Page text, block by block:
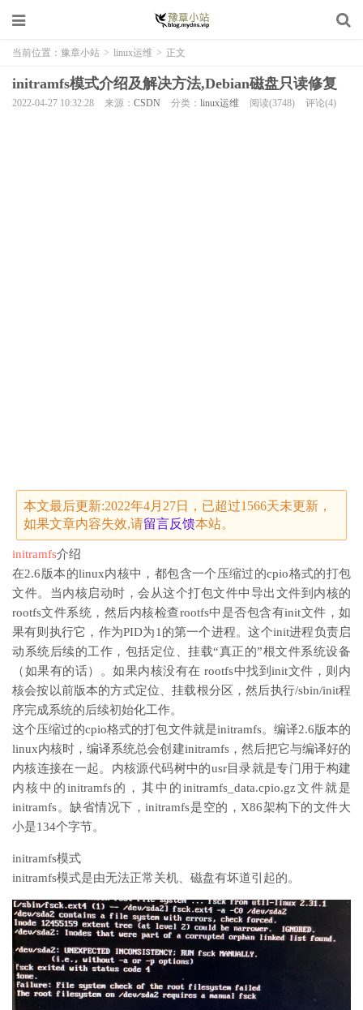
当前位置： 豫章小站 > linux运维 > 正文
initramfs模式介绍及解决方法,Debian磁盘只读修复
2022-04-27 10:32:28 来源： CSDN 分类： linux运维 阅读(3748) 评论(4)
本文最后更新:2022年4月27日，已超过1566天未更新，
如果文章内容失效,请留言反馈本站。
initramfs介绍
在2.6版本的linux内核中，都包含一个压缩过的cpio格式的打包
文件。当内核启动时，会从这个打包文件中导出文件到内核的
rootfs文件系统，然后内核检查rootfs中是否包含有init文件，如
果有则执行它，作为PID为1的第一个进程。这个init进程负责启
动系统后续的工作，包括定位、挂载“真正的”根文件系统设备
（如果有的话）。如果内核没有在 rootfs中找到init文件，则内
核会按以前版本的方式定位、挂载根分区，然后执行/sbin/init程
序完成系统的后续初始化工作。
这个压缩过的cpio格式的打包文件就是initramfs。编译2.6版本的
linux内核时，编译系统总会创建initramfs，然后把它与编译好的
内核连接在一起。内核源代码树中的usr目录就是专门用于构建
内核中的initramfs的，其中的initramfs_data.cpio.gz文件就是
initramfs。缺省情况下，initramfs是空的，X86架构下的文件大
小是134个字节。
initramfs模式
initramfs模式是由无法正常关机、磁盘有坏道引起的。